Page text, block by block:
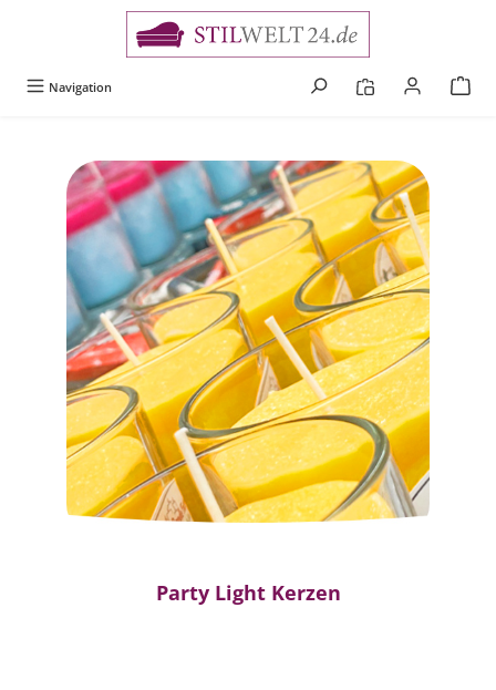
Navigation
Party Light Kerzen